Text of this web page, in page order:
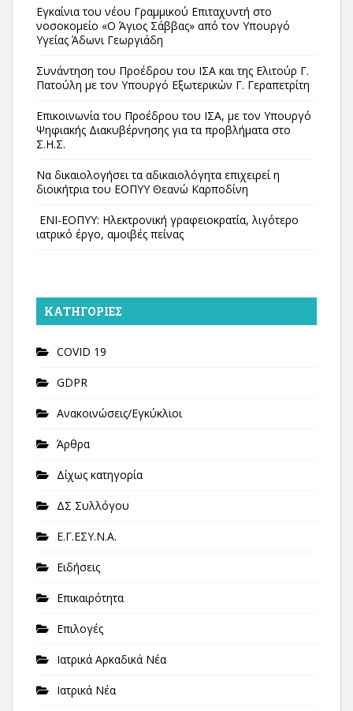
Εγκαίνια του νέου Γραμμικού Επιταχυντή στο
νοσοκομείο «Ο Άγιος Σάββας» από τον Υπουργό
Υγείας Άδωνι Γεωργιάδη
Συνάντηση του Προέδρου του ΙΣΑ και της Ελιτούρ Γ.
Πατούλη με τον Υπουργό Εξωτερικών Γ. Γεραπετρίτη
Επικοινωνία του Προέδρου του ΙΣΑ, με τον Υπουργό
Ψηφιακής Διακυβέρνησης για τα προβλήματα στο
Σ.Η.Σ.
Να δικαιολογήσει τα αδικαιολόγητα επιχειρεί η
διοικήτρια του ΕΟΠΥΥ Θεανώ Καρποδίνη
ΕΝΙ-ΕΟΠΥΥ: Ηλεκτρονική γραφειοκρατία, λιγότερο
ιατρικό έργο, αμοιβές πείνας
KΑΤΗΓΟΡΊΕΣ
COVID 19
GDPR
Ανακοινώσεις/Εγκύκλιοι
Άρθρα
Δίχως κατηγορία
ΔΣ Συλλόγου
Ε.Γ.ΕΣΥ.Ν.Α.
Ειδήσεις
Επικαιρότητα
Επιλογές
Ιατρικά Αρκαδικά Νέα
Ιατρικά Νέα